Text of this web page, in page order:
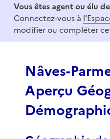
f
Vous êtes agent ou élu
Connectez-vous à
modifier ou compléter
Nâves-
Aperçu